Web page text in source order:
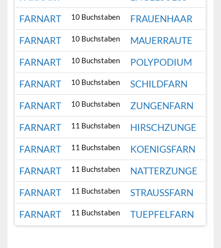
FARNART
10 Buchstaben
FRAUENHAAR
FARNART
10 Buchstaben
MAUERRAUTE
FARNART
10 Buchstaben
POLYPODIUM
FARNART
10 Buchstaben
SCHILDFARN
FARNART
10 Buchstaben
ZUNGENFARN
FARNART
11 Buchstaben
HIRSCHZUNGE
FARNART
11 Buchstaben
KOENIGSFARN
FARNART
11 Buchstaben
NATTERZUNGE
FARNART
11 Buchstaben
STRAUSSFARN
FARNART
11 Buchstaben TUEPFELFARN